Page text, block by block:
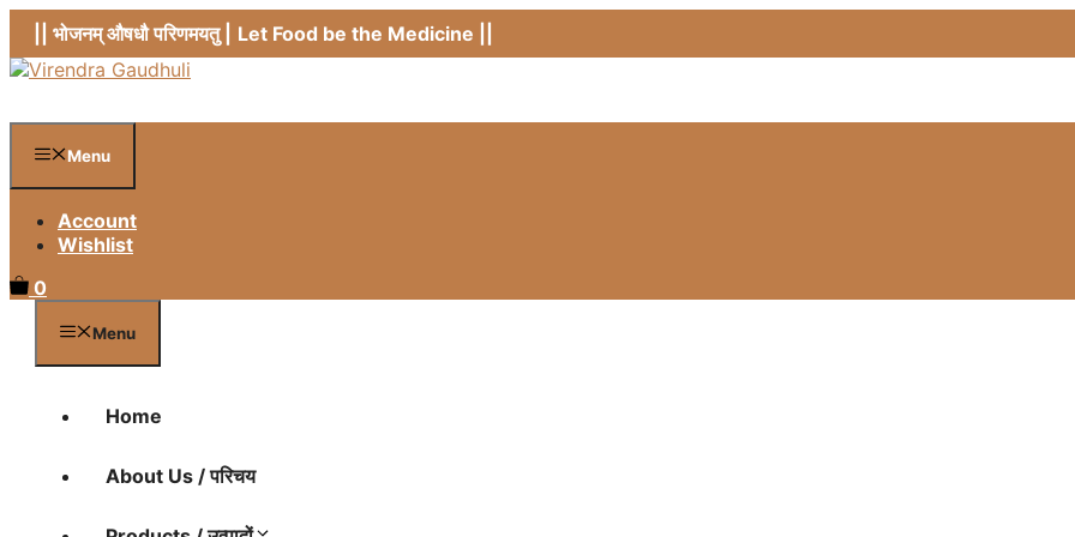
Skip
content
|| भोजनम् औषधौ परिणमयतु | Let Food be the Medicine ||
Menu
Account
Wishlist
0
Menu
Home
About Us / परिचय